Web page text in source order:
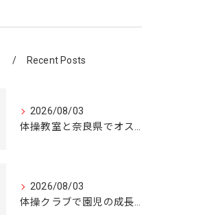
Recent Posts
2026/08/03
体操教室と奈良県でオススメの体操クラブ選び方ガイド
2026/08/03
体操クラブで園児の成長を育む奈良県の体操教室選びガイド